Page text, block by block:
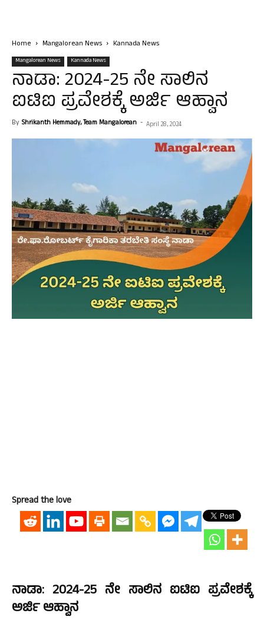
Home Mangalorean News Kannada News
Mangalorean News Kannada News
ನಾಡಾ: 2024-25 ನೇ ಸಾಲಿನ
ಐಟಿಐ ಪ್ರವೇಶಕ್ಕೆ ಅರ್ಜಿ ಆಹ್ವಾನ
By Shrikanth Hemmady, Team Mangalorean - April 28, 2024
Spread the love
ನಾಡಾ: 2024-25 ನೇ ಸಾಲಿನ ಐಟಿಐ ಪ್ರವೇಶಕ್ಕೆ
ಅರ್ಜಿ ಆಹ್ವಾನ